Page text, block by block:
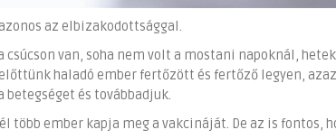
az elbizakodottsággal.
van, soha nem volt a mostani napoknál,
haladó ember fertőzött és fertőző legyen,
betegséget és továbbadjuk.
több ember kapja meg a vakcináját. De az is fontos,